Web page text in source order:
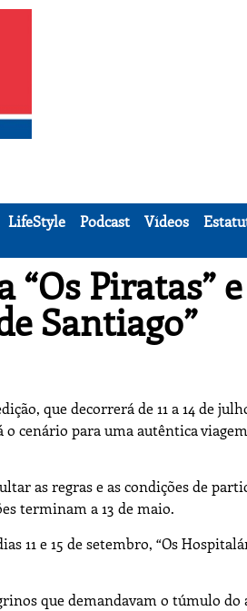
LifeStyle Podcast Vídeos
Piratas” e
Santiago”
que decorrerá de 11 a 14 de
o cenário para uma autêntica
as regras e as condições de
terminam a 13 de maio.
11 e 15 de setembro, “Os
que demandavam o túmulo do